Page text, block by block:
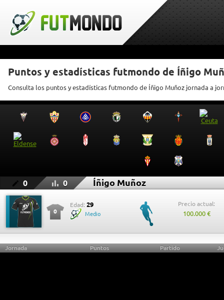
Puntos y estadísticas futmondo de Íñigo
Consulta los puntos y estadísticas futmondo de Íñigo Muñoz jornada a
0 0 Íñigo Muñoz
0
Edad: 29
Medio
Precio actual:
100.000 €
Jornada Puntos Partido